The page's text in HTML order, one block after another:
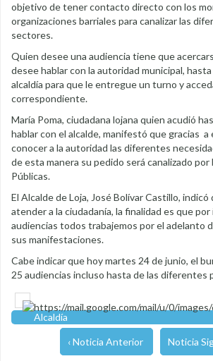
objetivo de tener contacto directo con los
organizaciones barriales para canalizar las
sectores.
Quien desee una audiencia tiene que
desee hablar con la autoridad municipal,
alcaldía para que le entregue un turno y
correspondiente.
María Poma, ciudadana lojana quien acudió
hablar con el alcalde, manifestó que gracias
conocer a la autoridad las diferentes
de esta manera su pedido será canalizado
Públicas.
El Alcalde de Loja, José Bolívar Castillo,
atender a la ciudadanía, la finalidad es que
audiencias todos trabajemos por el adelanto
sus manifestaciones.
Cabe indicar que hoy martes 24 de junio, el
25 audiencias incluso hasta de las diferentes
Alcaldía
‹ Noticia Anterior Noticia